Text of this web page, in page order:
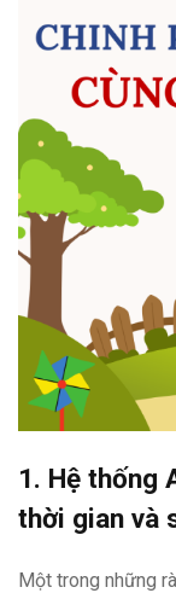
1. Hệ thống
thời gian và
Một trong những